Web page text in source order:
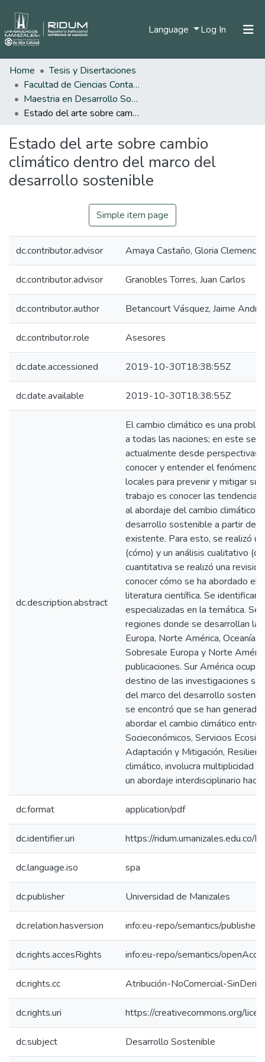
Language Log In (current)
Home
Tesis y Disertaciones
Facultad de Ciencias Contables Económicas y Administrativas
Maestria en Desarrollo Sostenible y Medio Ambiente
Estado del arte sobre cambio climático dentro del marco del desarrollo sostenible
Estado del arte sobre cambio
climático dentro del marco del
desarrollo sostenible
Simple item page
dc.contributor.advisor Amaya Castaño, Gloria Clemencia
dc.contributor.advisor Granobles Torres, Juan Carlos
dc.contributor.author Betancourt Vásquez, Jaime
dc.contributor.role Asesores
dc.date.accessioned 2019-10-30T18:38:55Z
dc.date.available 2019-10-30T18:38:55Z
dc.description.abstract
El cambio climático es una
a todas las naciones; en este
actualmente desde perspectivas
conocer y entender el fenómeno
locales para prevenir y mitigar
trabajo es conocer las
al abordaje del cambio climático
desarrollo sostenible a partir del
existente. Para esto, se realizó
(cómo) y un análisis cualitativo
cuantitativa se realizó una
conocer cómo se ha abordado el
literatura científica. Se
especializadas en la temática. Se
regiones donde se desarrollan
Europa, Norte América, Oceanía,
Sobresale Europa y Norte
publicaciones. Sur América
destino de las investigaciones
del marco del desarrollo
se encontró que se han
abordar el cambio climático entre
Socieconómicos, Servicios
Adaptación y Mitigación,
climático, involucra multiplicidad
un abordaje interdisciplinario
dc.format application/pdf
dc.identifier.uri https://
dc.language.iso spa
dc.publisher Universidad de Manizales
dc.relation.hasversion info:eu-repo/semantics/
dc.rights.accesRights info:eu-repo/semantics/
dc.rights.cc Atribución-NoComercial-
dc.rights.uri https://creativecommons.org/
dc.subject Desarrollo Sostenible